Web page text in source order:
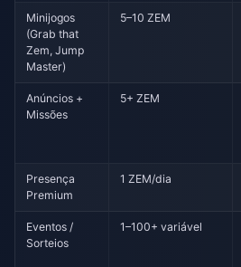
Minijogos
(Grab that
Zem, Jump
Master)
5–10 ZEM
Anúncios +
Missões
5+ ZEM
Presença
Premium
1 ZEM/dia
Eventos /
Sorteios
1–100+ variável